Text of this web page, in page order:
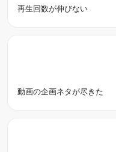
再生回数が伸びない
動画の企画ネタが尽きた